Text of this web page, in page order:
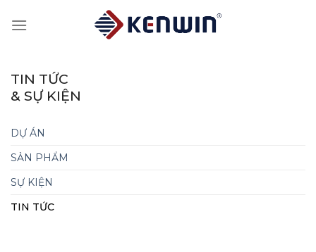
TIN TỨC
& SỰ KIỆN
DỰ ÁN
SẢN PHẨM
SỰ KIỆN
TIN TỨC